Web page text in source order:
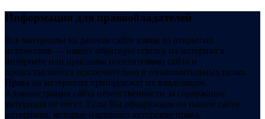
Информация для правообладателей
Все материалы на данном сайте взяты из открытых
источников — имеют обратную ссылку на материал в
интернете или присланы посетителями сайта и
предоставляются исключительно в ознакомительных целях.
Права на материалы принадлежат их владельцам.
Администрация сайта ответственности за содержание
материала не несет. Если Вы обнаружили на нашем сайте
материалы, которые нарушают авторские права,